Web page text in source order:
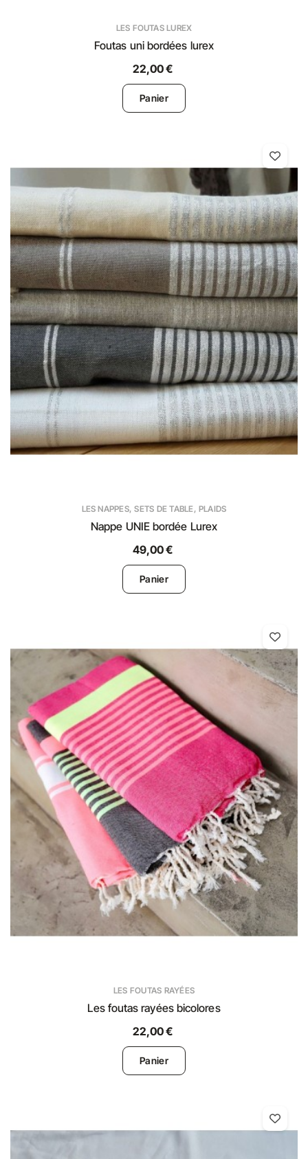
LES FOUTAS LUREX
Foutas uni bordées lurex
22,00 €
Panier
LES NAPPES, SETS DE TABLE, PLAIDS
Nappe UNIE bordée Lurex
49,00 €
Panier
LES FOUTAS RAYÉES
Les foutas rayées bicolores
22,00 €
Panier